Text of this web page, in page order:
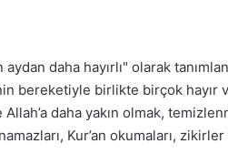
daha hayırlı" olarak
bereketiyle birlikte birçok hayır
daha yakın olmak,
Kur’an okumaları,